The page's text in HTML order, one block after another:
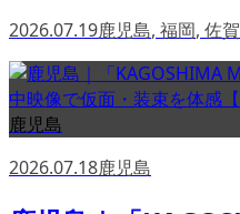
2026.07.19鹿児島, 福岡, 佐賀
鹿児島
2026.07.18鹿児島